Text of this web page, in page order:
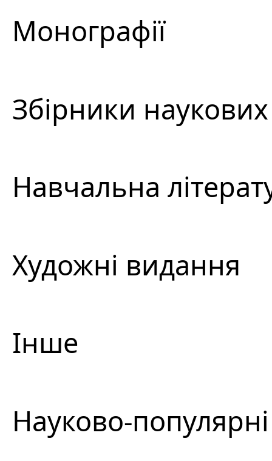
Монографії
Збірники
Навчальна
Художні видання
Інше
Науково-